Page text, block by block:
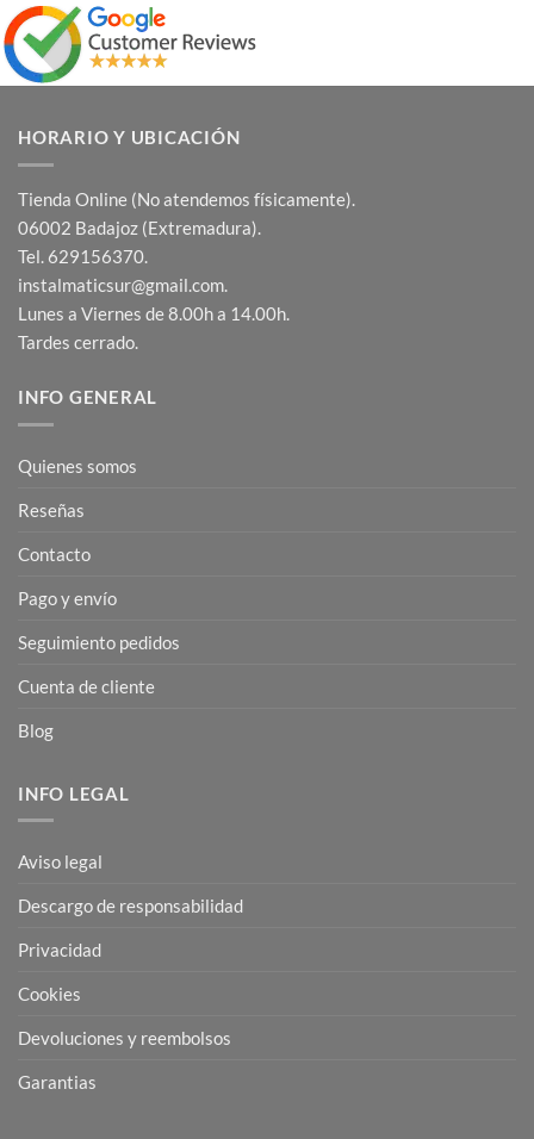
HORARIO Y UBICACIÓN
Tienda Online (No atendemos físicamente).
06002 Badajoz (Extremadura).
Tel. 629156370.
instalmaticsur@gmail.com.
Lunes a Viernes de 8.00h a 14.00h.
Tardes cerrado.
INFO GENERAL
Quienes somos
Reseñas
Contacto
Pago y envío
Seguimiento pedidos
Cuenta de cliente
Blog
INFO LEGAL
Aviso legal
Descargo de responsabilidad
Privacidad
Cookies
Devoluciones y reembolsos
Garantias